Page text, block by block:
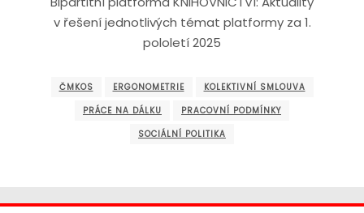
v řešení jednotlivých témat platformy za 1.
pololetí 2025
ČMKOS ERGONOMETRIE
KOLEKTIVNÍ SMLOUVA
PRÁCE NA DÁLKU
PRACOVNÍ PODMÍNKY
SOCIÁLNÍ POLITIKA